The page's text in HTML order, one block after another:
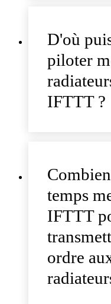
D'où
piloter
IFTTT ?
temps
IFTTT
ordre